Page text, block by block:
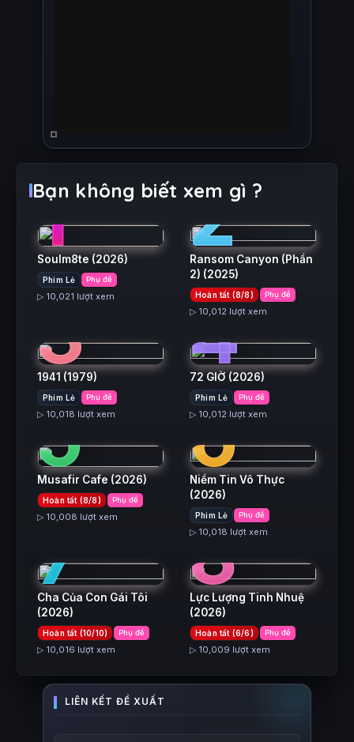
Bạn không biết xem gì ?
1
Soulm8te (2026)
Phim Lẻ Phụ đề
▷ 10,021 lượt xem
2
Ransom Canyon (Phần
2) (2025)
Hoàn tất (8/8) Phụ đề
▷ 10,012 lượt xem
3
1941 (1979)
Phim Lẻ Phụ đề
▷ 10,018 lượt xem
4
72 GIỜ (2026)
Phim Lẻ Phụ đề
▷ 10,012 lượt xem
5
Musafir Cafe (2026)
Hoàn tất (8/8) Phụ đề
▷ 10,008 lượt xem
6
Niềm Tin Vô Thực
(2026)
Phim Lẻ Phụ đề
▷ 10,018 lượt xem
7
Cha Của Con Gái Tôi
(2026)
Hoàn tất (10/10) Phụ đề
▷ 10,016 lượt xem
8
Lực Lượng Tinh Nhuệ
(2026)
Hoàn tất (6/6) Phụ đề
▷ 10,009 lượt xem